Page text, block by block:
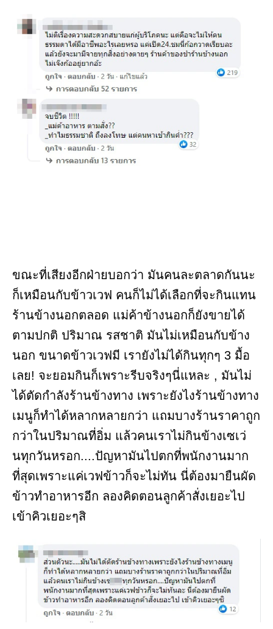
ขณะที่เสียงอีกฝ่ายบอกว่า มันคนละตลาดกันนะ
ก็เหมือนกับข้าวเวฟ คนก็ไม่ได้เลือกที่จะกินแทน
ร้านข้างนอกตลอด แม่ค้าข้างนอกก็ยังขายได้
ตามปกติ ปริมาณ รสชาติ มันไม่เหมือนกับข้าง
นอก ขนาดข้าวเวฟมี เรายังไม่ได้กินทุกๆ 3 มื้อ
เลย! จะยอมกินก็เพราะรีบจริงๆนี่แหละ , มันไม่
ได้ตัดกำลังร้านข้างทาง เพราะยังไงร้านข้างทาง
เมนูก็ทำได้หลากหลายกว่า แถมบางร้านราคาถูก
กว่าในปริมาณที่อิ่ม แล้วคนเราไม่กินข้างเซเว่
นทุกวันหรอก....ปัญหามันไปตกที่พนักงานมาก
ที่สุดเพราะแค่เวฟข้าวก็จะไม่ทัน นี่ต้องมายืนผัด
ข้าวทำอาหารอีก ลองคิดตอนลูกค้าสั่งเยอะไป
เข้าคิวเยอะๆสิ